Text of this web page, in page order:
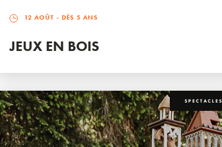
12 AOÛT - DÈS 5 ANS
JEUX EN BOIS
SPECTACLES